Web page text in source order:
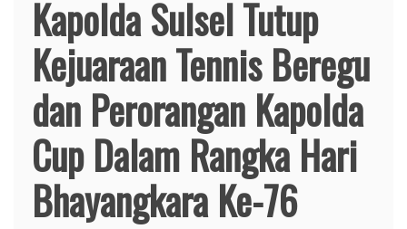
Kapolda Sulsel Tutup
Kejuaraan Tennis Beregu
dan Perorangan Kapolda
Cup Dalam Rangka Hari
Bhayangkara Ke-76